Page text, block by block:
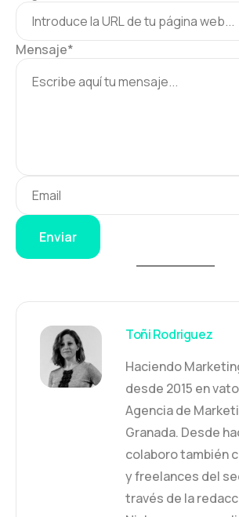
Mensaje*
Enviar
Toñi Rodriguez
Haciendo
desde 2015 en
Agencia de
Granada. Desde
colaboro también
y freelances del
través de la